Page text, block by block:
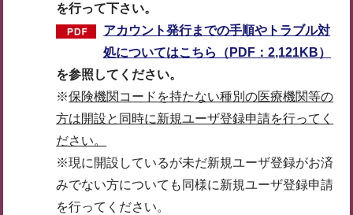
を行って下さい。
アカウント発行までの手順やトラブル対
処についてはこちら（PDF：2,121KB）
を参照してください。
※保険機関コードを持たない種別の医療機関等の
方は開設と同時に新規ユーザ登録申請を行ってく
ださい。
※現に開設しているが未だ新規ユーザ登録がお済
みでない方についても同様に新規ユーザ登録申請
を行ってください。